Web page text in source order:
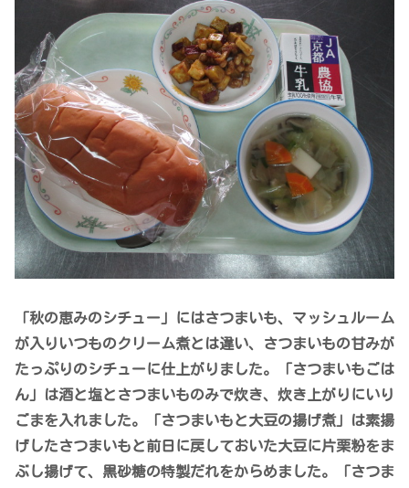
「秋の恵みのシチュー」にはさつまいも、マッシュルーム
が入りいつものクリーム煮とは違い、さつまいもの甘みが
たっぷりのシチューに仕上がりました。「さつまいもごは
ん」は酒と塩とさつまいものみで炊き、炊き上がりにいり
ごまを入れました。「さつまいもと大豆の揚げ煮」は素揚
げしたさつまいもと前日に戻しておいた大豆に片栗粉をま
ぶし揚げて、黒砂糖の特製だれをからめました。「さつま